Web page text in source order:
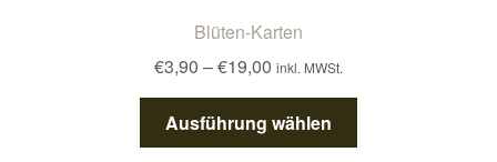
Blüten-Karten
€3,90 –€19,00 Preisspanne:
€3,90
bis
€19,00
inkl. MWSt.
Ausführung wählen